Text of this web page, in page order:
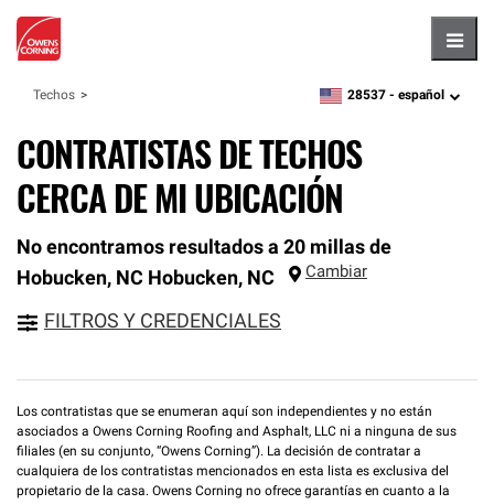
Techos zipcode,language
28537 - español
CONTRATISTAS DE TECHOS
CERCA DE MI UBICACIÓN
No encontramos resultados a 20 millas de
Hobucken, NC Hobucken, NC Cambiar
FILTROS Y CREDENCIALES
Los contratistas que se enumeran aquí son independientes y no están
asociados a Owens Corning Roofing and Asphalt, LLC ni a ninguna de sus
filiales (en su conjunto, “Owens Corning”). La decisión de contratar a
cualquiera de los contratistas mencionados en esta lista es exclusiva del
propietario de la casa. Owens Corning no ofrece garantías en cuanto a la